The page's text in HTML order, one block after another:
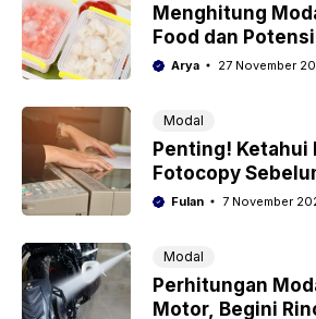
Menghitung
Food dan
Arya 27 November
Modal
Penting! Ketahui
Fotocopy
Fulan 7 November
Modal
Perhitungan
Motor, Begini